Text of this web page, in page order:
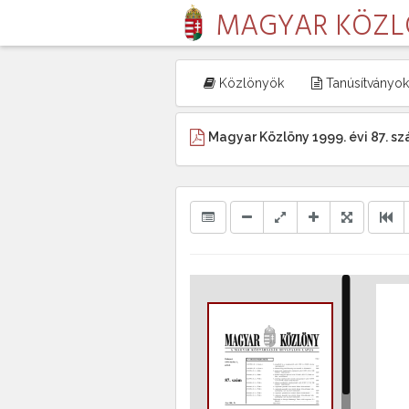
MAGYAR
Közlönyök Tanúsítványok
Magyar Közlöny 1999. évi 87.